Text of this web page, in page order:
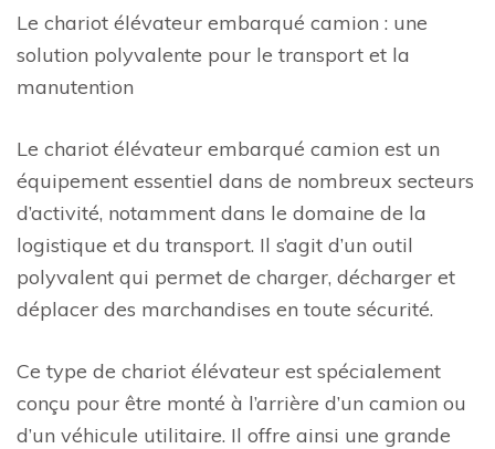
Le chariot élévateur embarqué camion : une
solution polyvalente pour le transport et la
manutention
Le chariot élévateur embarqué camion est un
équipement essentiel dans de nombreux secteurs
d’activité, notamment dans le domaine de la
logistique et du transport. Il s’agit d’un outil
polyvalent qui permet de charger, décharger et
déplacer des marchandises en toute sécurité.
Ce type de chariot élévateur est spécialement
conçu pour être monté à l’arrière d’un camion ou
d’un véhicule utilitaire. Il offre ainsi une grande